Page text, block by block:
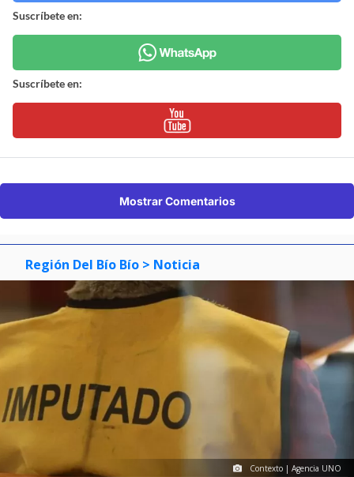
Suscríbete en:
Suscríbete en:
Mostrar Comentarios
Región Del Bío Bío > Noticia
Contexto | Agencia UNO